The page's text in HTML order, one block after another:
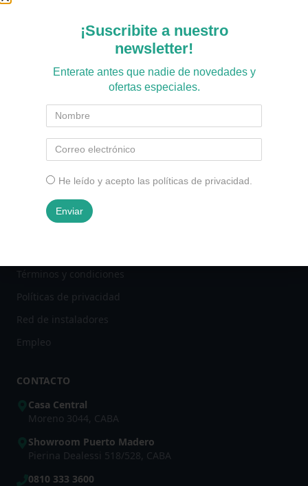
Electrodomésticos
Botón de arrepentimiento
AYUDA E INSTITUCIONAL
Preguntas frecuentes
Plan canje
Términos y condiciones
Políticas de privacidad
Red de instaladores
Empleo
CONTACTO
Casa Central
Moreno 3044, CABA
Showroom Puerto Madero
Pierina Dealessi 518/528, CABA
0810 333 3600
¡Suscribite a nuestro
newsletter!
Enterate antes que nadie de novedades y
ofertas especiales.
He leído y acepto las políticas de privacidad.
Enviar